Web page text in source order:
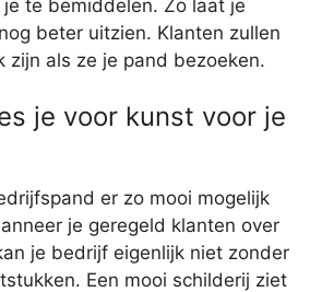
te bemiddelen. Zo laat je
beter uitzien. Klanten zullen
zijn als ze je pand bezoeken.
je voor kunst voor je
er zo mooi mogelijk
je geregeld klanten over
je bedrijf eigenlijk niet zonder
Een mooi schilderij ziet